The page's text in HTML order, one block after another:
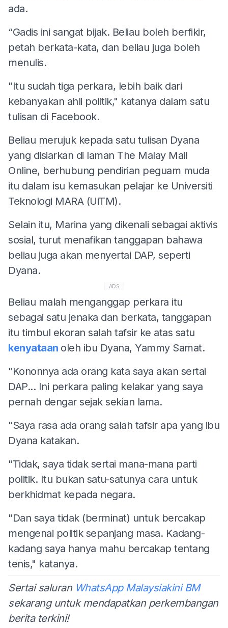
ada.
“Gadis ini sangat bijak. Beliau boleh berfikir,
petah berkata-kata, dan beliau juga boleh
menulis.
"Itu sudah tiga perkara, lebih baik dari
kebanyakan ahli politik," katanya dalam satu
tulisan di Facebook.
Beliau merujuk kepada satu tulisan Dyana
yang disiarkan di laman The Malay Mail
Online, berhubung pendirian peguam muda
itu dalam isu kemasukan pelajar ke Universiti
Teknologi MARA (UiTM).
Selain itu, Marina yang dikenali sebagai aktivis
sosial, turut menafikan tanggapan bahawa
beliau juga akan menyertai DAP, seperti
Dyana.
ADS
Beliau malah menganggap perkara itu
sebagai satu jenaka dan berkata, tanggapan
itu timbul ekoran salah tafsir ke atas satu
kenyataan oleh ibu Dyana, Yammy Samat.
"Kononnya ada orang kata saya akan sertai
DAP... Ini perkara paling kelakar yang saya
pernah dengar sejak sekian lama.
"Saya rasa ada orang salah tafsir apa yang ibu
Dyana katakan.
"Tidak, saya tidak sertai mana-mana parti
politik. Itu bukan satu-satunya cara untuk
berkhidmat kepada negara.
"Dan saya tidak (berminat) untuk bercakap
mengenai politik sepanjang masa. Kadang-
kadang saya hanya mahu bercakap tentang
tenis," katanya.
Sertai saluran WhatsApp Malaysiakini BM
sekarang untuk mendapatkan perkembangan
berita terkini!